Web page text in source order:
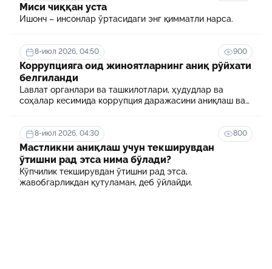
Миси чиққан уста
Ишонч – инсонлар ўртасидаги энг қимматли нарса.
8-июл 2026, 04:50 900
Коррупцияга оид жиноятларнинг аниқ рўйхати
белгиланди
Lавлат органлари ва ташкилотлари, ҳудудлар ва
соҳалар кесимида коррупция даражасини аниқлаш ва
8-июл 2026, 04:30 800
Мастликни аниқлаш учун текширувдан
ўтишни рад этса нима бўлади?
Кўпчилик текширувдан ўтишни рад этса,
жавобгарликдан қутуламан, деб ўйлайди.